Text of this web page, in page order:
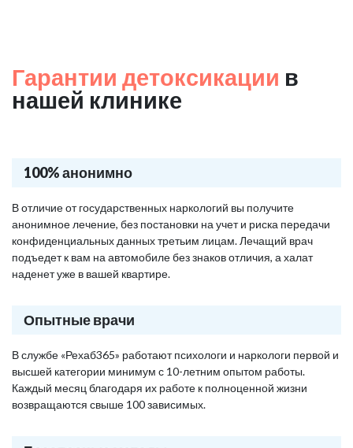
Гарантии детоксикации в
нашей клинике
100% анонимно
В отличие от государственных наркологий вы получите
анонимное лечение, без постановки на учет и риска передачи
конфиденциальных данных третьим лицам. Лечащий врач
подъедет к вам на автомобиле без знаков отличия, а халат
наденет уже в вашей квартире.
Опытные врачи
В службе «Рехаб365» работают психологи и наркологи первой и
высшей категории минимум с 10-летним опытом работы.
Каждый месяц благодаря их работе к полноценной жизни
возвращаются свыше 100 зависимых.